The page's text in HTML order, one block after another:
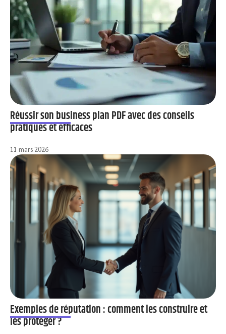
Réussir son business plan PDF avec des conseils
pratiques et efficaces
11 mars 2026
Exemples de réputation : comment les construire et
les protéger ?